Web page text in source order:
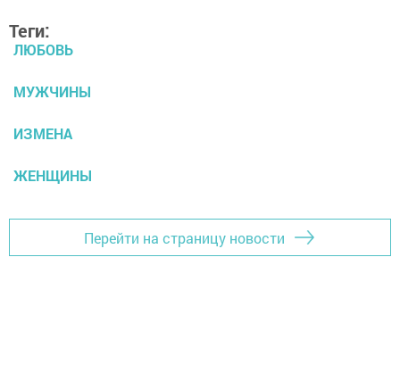
Теги:
ЛЮБОВЬ
МУЖЧИНЫ
ИЗМЕНА
ЖЕНЩИНЫ
Перейти на страницу новости